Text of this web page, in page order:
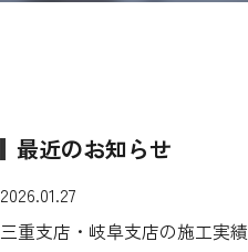
最近のお知らせ
2026.01.27
三重支店・岐阜支店の施工実績